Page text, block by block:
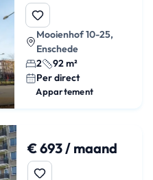
Mooienhof 10-25,
Enschede
2
92 m²
Per direct
Appartement
€ 693 / maand